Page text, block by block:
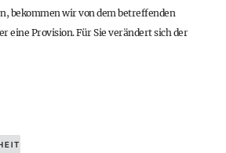
bekommen wir von dem betreffenden
eine Provision. Für Sie verändert sich der